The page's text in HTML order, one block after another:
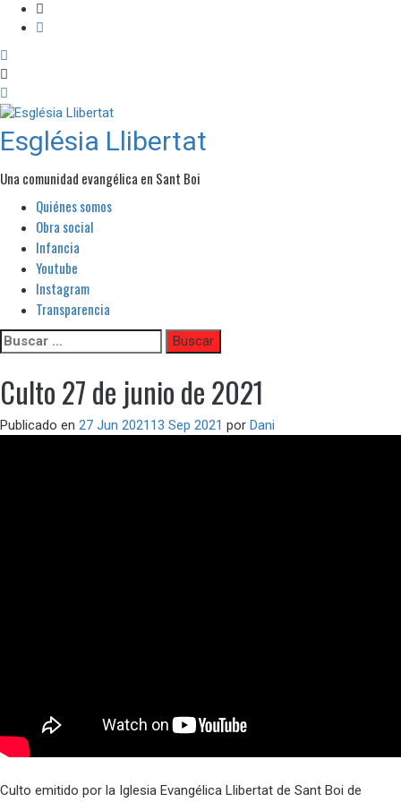
Església Llibertat
Una comunidad evangélica en Sant Boi
Menú
principal
Quiénes somos
Obra social
Infancia
Youtube
Instagram
Transparencia
Ir
al
Buscar:
Culto 27 de junio de 2021
Publicado en 27 Jun 2021 13 Sep 2021 por Dani
Culto emitido por la Iglesia Evangélica Llibertat de Sant Boi de